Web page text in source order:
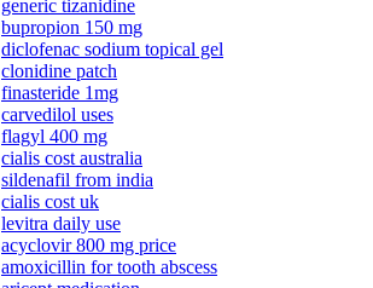
generic tizanidine
bupropion 150 mg
diclofenac sodium topical gel
clonidine patch
finasteride 1mg
carvedilol uses
flagyl 400 mg
cialis cost australia
sildenafil from india
cialis cost uk
levitra daily use
acyclovir 800 mg price
amoxicillin for tooth abscess